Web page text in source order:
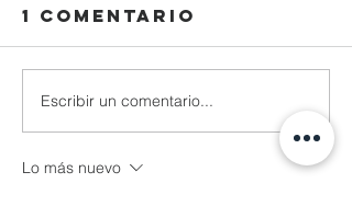
1 comentario
Escribir un comentario...
Lo más nuevo